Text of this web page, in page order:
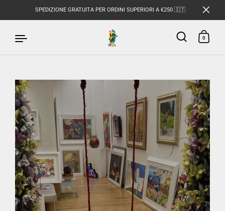
Passa ai contenuti
SPEDIZIONE GRATUITA PER ORDINI SUPERIORI A €250 🇮🇹
0